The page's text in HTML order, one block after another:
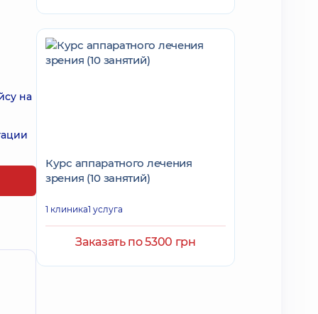
на
Курс аппаратного лечения
зрения (10 занятий)
1 клиника1 услуга
Заказать по 5300 грн